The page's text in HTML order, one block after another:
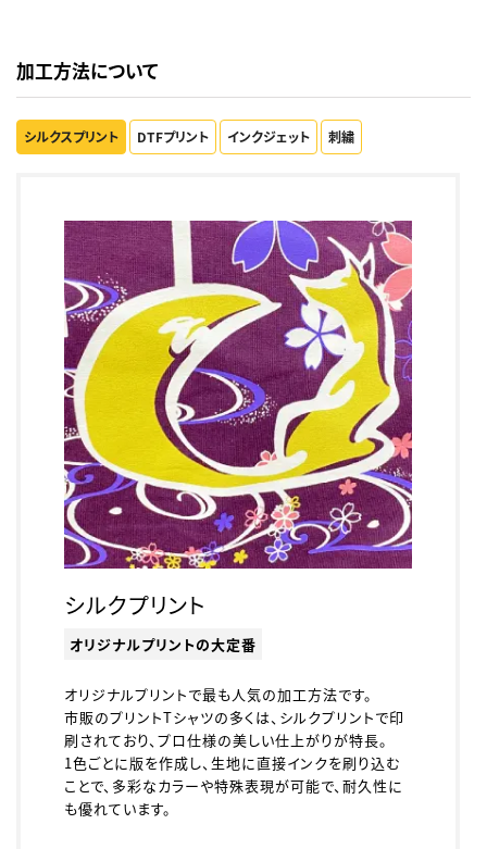
加工方法について
シルクスプリント DTFプリント インクジェット 刺繍
シルクプリント
オリジナルプリントの大定番
オリジナルプリントで最も人気の加工方法です。
市販のプリントTシャツの多くは、シルクプリントで印
刷されており、プロ仕様の美しい仕上がりが特長。
1色ごとに版を作成し、生地に直接インクを刷り込む
ことで、多彩なカラーや特殊表現が可能で、耐久性に
も優れています。